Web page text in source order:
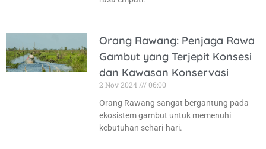
Orang Rawang: Penjaga Rawa
Gambut yang Terjepit Konsesi
dan Kawasan Konservasi
2 Nov 2024
06:00
Orang Rawang sangat bergantung pada
ekosistem gambut untuk memenuhi
kebutuhan sehari-hari.